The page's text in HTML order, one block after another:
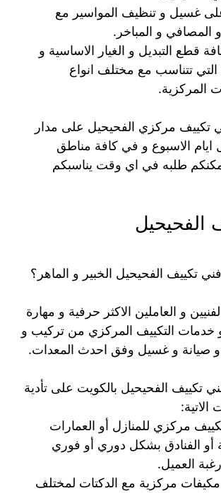
غسيل و تنظيف المواسير مع
و المصافي و المباخر.
قطع التبديل و الغيار الاساسية و
التي تتناسب مع مختلف انواع
المركزية.
تكييف مركزي الفحيحيل على مدار
ايام الاسبوع و في كافة مناطق
طلبه في اي وقت يناسبكم
الفحيحيل
تكييف الفحيحيل الخبير و الماهر؟
و العاملين الاكثر حرفية و مهارة
و خدمات التكييف المركزي من تركيب و
و صيانة و غسيل وفق احدث المعدات.
تكييف الفحيحيل بالكويت على تأدية
الاتية:
مركزي للمنازل أو العمارات
أو الفنادق بشكل دوري أو فوري
العميل.
مركزية مع الدكتات لمختلف